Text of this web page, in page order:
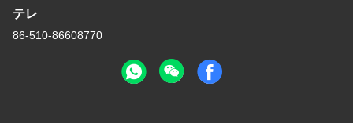
テレ
86-510-86608770